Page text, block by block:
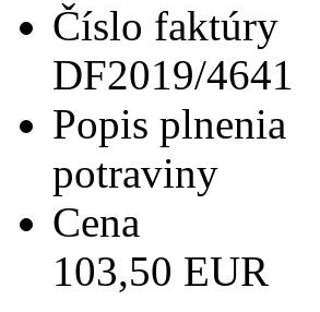
Číslo faktúry
DF2019/4641
Popis plnenia
potraviny
Cena
103,50 EUR